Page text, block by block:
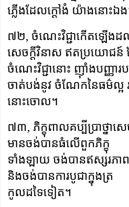
ភ្លើងដែលក្តៅងំ យ៉ាងនោះឯ
៧២, ចំណេះវិជ្ជាកើតឡើង
សេចក្តីវិនាស ឥតប្រយោជន៍
ចំណេះវិជ្ជានោះ ញ៉ាំងបញ្ញារ
ចាត់បង់នូវ ចំណែកនៃធម៌ល្អ
នោះចោល។
៧៣, ភិក្ខុពាលគប្បីប្រាថ្នា
មានចង់បានធំលើពួកភិក្ខុ
ទាំងឡាយ ចង់បានឥស្សរភាព
និងចង់បានការបូជាក្នុងត្រ
កូលដទៃទៀត។